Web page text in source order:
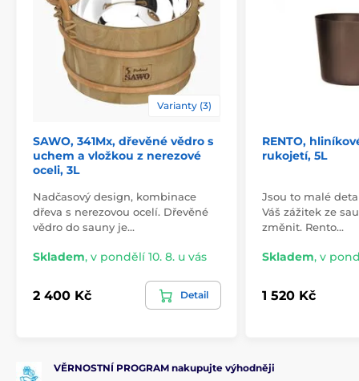
Varianty (3)
SAWO, 341Mx, dřevěné vědro s
uchem a vložkou z nerezové
oceli, 3L
Nadčasový design, kombinace
dřeva s nerezovou ocelí. Dřevěné
vědro do sauny je…
Skladem, v pondělí 10. 8. u vás
2 400 Kč Detail
RENTO,
rukojetí, 5L
Jsou to malé
Váš zážitek ze
změnit. Rento…
Skladem, v
1 520 Kč
VĚRNOSTNÍ PROGRAM nakupujte výhodněji